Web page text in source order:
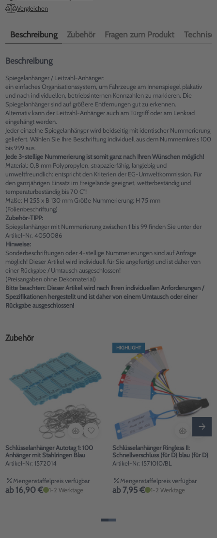
Vergleichen
Beschreibung Zubehör Fragen zum Produkt
Beschreibung
Spiegelanhänger / Leitzahl-Anhänger:
ein einfaches Organisationssystem, um Fahrzeuge am Innenspiegel plakativ
und nach individuellen, betriebsinternen Kennzahlen zu markieren. Die
Spiegelanhänger sind auf größere Entfernungen gut zu erkennen.
Alternativ kann der Leitzahl-Anhänger auch am Türgriff oder am Lenkrad
eingehängt werden.
Jeder einzelne Spiegelanhänger wird beidseitig mit identischer Nummerierung
geliefert. Wählen Sie Ihre Beschriftung individuell aus dem Nummernkreis 100
bis 999 aus.
Jede 3-stellige Nummerierung ist somit ganz nach Ihren Wünschen möglich!
Material: 0,8 mm Polypropylen, strapazierfähig, langlebig und
umweltfreundlich: entspricht den Kriterien der EG-Umweltkommission. Für
den ganzjährigen Einsatz im Freigelände geeignet, wetterbeständig und
temperaturbeständig bis 70 C°!
Maße: H 255 x B 130 mm Größe Nummerierung: H 75 mm
(Folienbeschriftung)
Zubehör-TIPP:
Spiegelanhänger mit Nummerierung zwischen 1 bis 99 finden Sie unter der
Artikel-Nr. 4050086
Hinweise:
Sonderbeschriftungen oder 4-stellige Nummerierungen sind auf Anfrage
möglich! Dieser Artikel wird individuell für Sie angefertigt und ist daher von
einer Rückgabe / Umtausch ausgeschlossen!
(Preisangaben ohne Dekomaterial)
Bitte beachten: Dieser Artikel wird nach Ihren individuellen Anforderungen /
Spezifikationen hergestellt und ist daher von einem Umtausch oder einer
Rückgabe ausgeschlossen!
Zubehör
Schlüsselanhänger Autotag 1: 100
Anhänger mit Stahlringen Blau
Artikel-Nr: 1572014
Mengenstaffelpreis verfügbar
ab 16,90 € 1-2 Werktage
HIGHLIGHT
Schlüsselanhänger Ringless II:
Schnellverschluss (für D) blau (für D)
Artikel-Nr: 1571010/BL
Mengenstaffelpreis verfügbar
ab 7,95 € 1-2 Werktage